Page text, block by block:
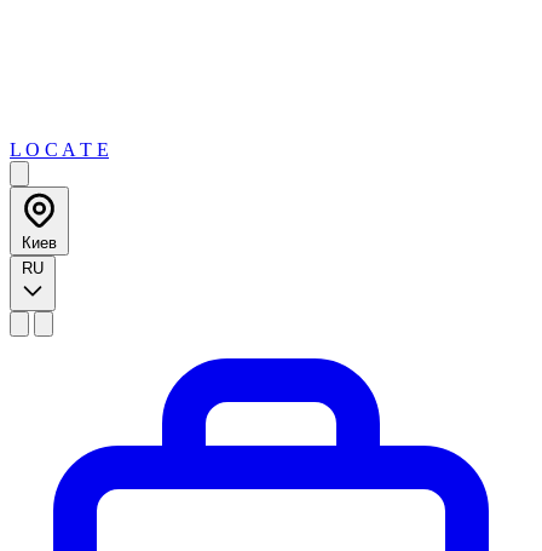
L O C A T E
Киев
RU